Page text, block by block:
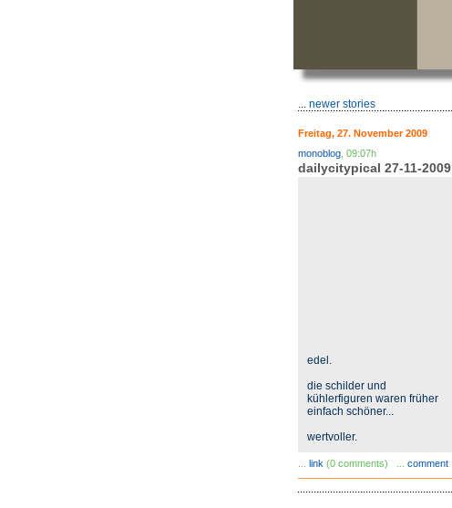
... newer stories
Freitag, 27. November 2009
monoblog, 09:07h
dailycitypical 27-11-2009
edel.
die schilder und
kühlerfiguren waren früher
einfach schöner...
wertvoller.
link (0 comments) ... comment